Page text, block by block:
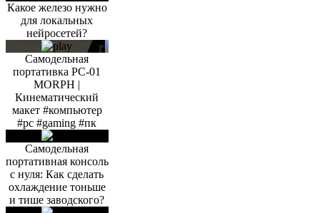
Какое железо нужно
для локальных
нейросетей?
Самодельная
портативка PC-01
MORPH |
Кинематический
макет #компьютер
#pc #gaming #пк
Самодельная
портативная консоль
с нуля: Как сделать
охлаждение тоньше
и тише заводского?